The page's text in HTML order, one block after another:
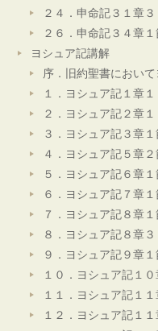
２４．申命記３１章
２６．申命記３４章
ヨシュア記講解
序．旧約聖書におい
１．ヨシュア記１章
２．ヨシュア記２章
３．ヨシュア記３章
４．ヨシュア記５章
５．ヨシュア記６章
６．ヨシュア記７章
７．ヨシュア記８章
８．ヨシュア記８章
９．ヨシュア記９章
１０．ヨシュア記１
１１．ヨシュア記１
１２．ヨシュア記１